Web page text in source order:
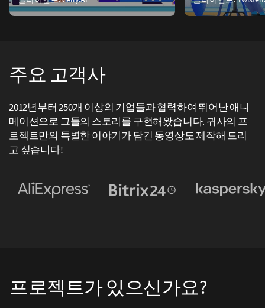
주요 고객사
2012년부터 250개 이상의 기업들과 협력하여 뛰어난 애니
메이션으로 그들의 스토리를 구현해왔습니다. 귀사의 프
로젝트만의 특별한 이야기가 담긴 동영상도 제작해 드리
고 싶습니다!
프로젝트가 있으신가요?